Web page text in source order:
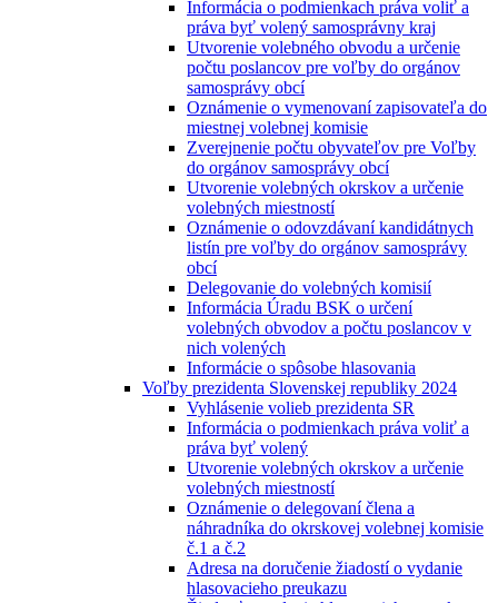
Informácia o podmienkach práva voliť a
práva byť volený samosprávny kraj
Utvorenie volebného obvodu a určenie
počtu poslancov pre voľby do orgánov
samosprávy obcí
Oznámenie o vymenovaní zapisovateľa do
miestnej volebnej komisie
Zverejnenie počtu obyvateľov pre Voľby
do orgánov samosprávy obcí
Utvorenie volebných okrskov a určenie
volebných miestností
Oznámenie o odovzdávaní kandidátnych
listín pre voľby do orgánov samosprávy
obcí
Delegovanie do volebných komisií
Informácia Úradu BSK o určení
volebných obvodov a počtu poslancov v
nich volených
Informácie o spôsobe hlasovania
Voľby prezidenta Slovenskej republiky 2024
Vyhlásenie volieb prezidenta SR
Informácia o podmienkach práva voliť a
práva byť volený
Utvorenie volebných okrskov a určenie
volebných miestností
Oznámenie o delegovaní člena a
náhradníka do okrskovej volebnej komisie
č.1 a č.2
Adresa na doručenie žiadostí o vydanie
hlasovacieho preukazu